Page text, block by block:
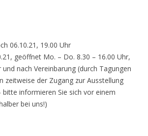
06.10.21, 19.00 Uhr
geöffnet Mo. – Do. 8.30 – 16.00 Uhr,
und nach Vereinbarung (durch Tagungen
zeitweise der Zugang zur Ausstellung
informieren Sie sich vor einem
bei uns!)